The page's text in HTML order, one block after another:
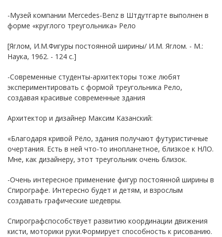
-Музей компании Mercedes-Benz в Штдутгарте выполнен в
форме «круглого треугольника» Рело
[Яглом, И.М.Фигуры постоянной ширины/ И.М. Яглом. - М.:
Наука, 1962. - 124 с.]
-Современные студенты-архитекторы тоже любят
экспериментировать с формой треугольника Рело,
создавая красивые современные здания
Архитектор и дизайнер Максим Казанский:
«Благодаря кривой Рёло, здания получают футуристичные
очертания. Есть в ней что-то инопланетное, близкое к НЛО.
Мне, как дизайнеру, этот треугольник очень близок.
-Очень интересное применение фигур постоянной ширины в
Спирографе. Интересно будет и детям, и взрослым
создавать графические шедевры.
Спирографспособствует развитию координации движения
кисти, моторики руки.Формирует способность к рисованию.